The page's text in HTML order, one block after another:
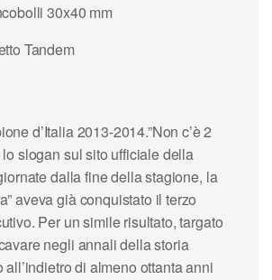
30x40 mm
Tandem
d’Italia 2013-2014.”Non c’è 2
lo slogan sul sito ufficiale della
dalla fine della stagione, la
aveva già conquistato il terzo
Per un simile risultato, targato
negli annali della storia
di almeno ottanta anni